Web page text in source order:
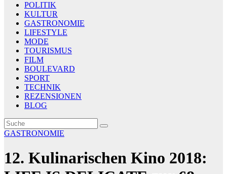
POLITIK
KULTUR
GASTRONOMIE
LIFESTYLE
MODE
TOURISMUS
FILM
BOULEVARD
SPORT
TECHNIK
REZENSIONEN
BLOG
GASTRONOMIE
12. Kulinarischen Kino 2018: